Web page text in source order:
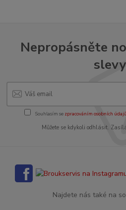
Nepropásněte
Souhlasím se zpracováním osobních údajů
Můžete se kdykoli odhlásit.
Najdete nás také na